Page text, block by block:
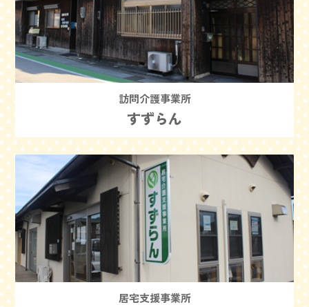
訪問介護事業所
すずらん
居宅支援事業所